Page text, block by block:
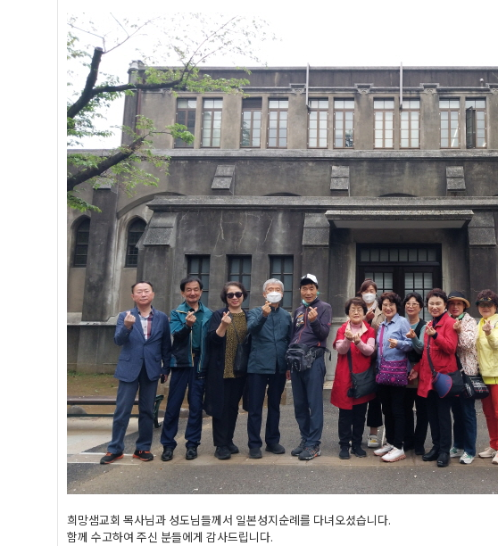
희망샘교회 목사님과 성도님들께서 일본성지순례를 다녀오셨습니다.
함께 수고하여 주신 분들에게 감사드립니다.